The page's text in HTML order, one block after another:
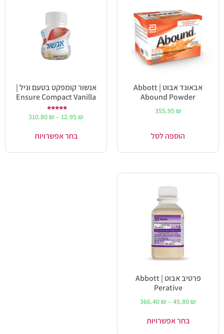
אבאונד אבוט | Abbott
Abound Powder
355.95 ₪
הוספה לסל
אנשור קומפקט בטעם וניל |
Ensure Compact Vanilla
5.00 12.95 ₪
–
310.80 ₪
בחר אפשרויות
פרטיב אבוט | Abbott
Perative
45.80 ₪
–
366.40 ₪
בחר אפשרויות